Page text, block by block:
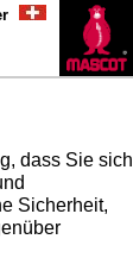
dass Sie sich
Sicherheit,